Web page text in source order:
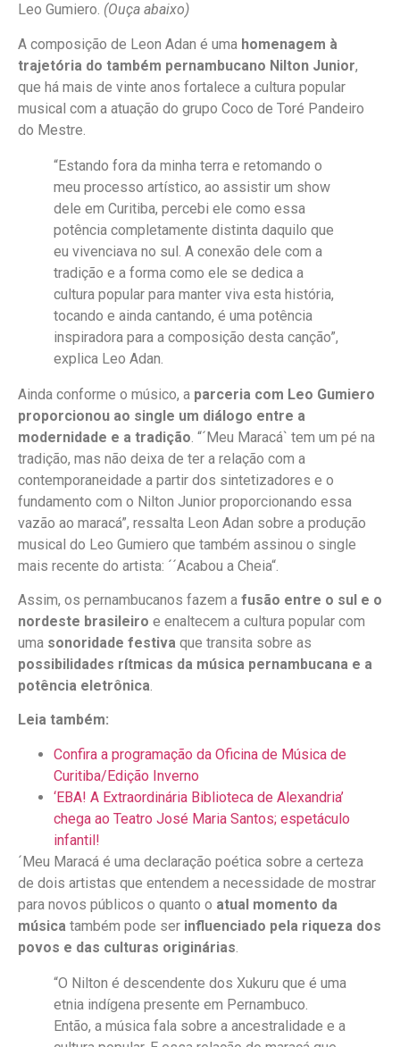
Leo Gumiero. (Ouça abaixo)
A composição de Leon Adan é uma homenagem à
trajetória do também pernambucano Nilton Junior,
que há mais de vinte anos fortalece a cultura popular
musical com a atuação do grupo Coco de Toré Pandeiro
do Mestre.
“Estando fora da minha terra e retomando o
meu processo artístico, ao assistir um show
dele em Curitiba, percebi ele como essa
potência completamente distinta daquilo que
eu vivenciava no sul. A conexão dele com a
tradição e a forma como ele se dedica a
cultura popular para manter viva esta história,
tocando e ainda cantando, é uma potência
inspiradora para a composição desta canção”,
explica Leo Adan.
Ainda conforme o músico, a parceria com Leo Gumiero
proporcionou ao single um diálogo entre a
modernidade e a tradição . “´Meu Maracá` tem um pé na
tradição, mas não deixa de ter a relação com a
contemporaneidade a partir dos sintetizadores e o
fundamento com o Nilton Junior proporcionando essa
vazão ao maracá”, ressalta Leon Adan sobre a produção
musical do Leo Gumiero que também assinou o single
mais recente do artista: ´´Acabou a Cheia“.
Assim, os pernambucanos fazem a fusão entre o sul e o
nordeste brasileiro e enaltecem a cultura popular com
uma sonoridade festiva que transita sobre as
possibilidades rítmicas da música pernambucana e a
potência eletrônica.
Leia também:
Confira a programação da Oficina de Música de
Curitiba/Edição Inverno
‘EBA! A Extraordinária Biblioteca de Alexandria’
chega ao Teatro José Maria Santos; espetáculo
infantil!
´Meu Maracá é uma declaração poética sobre a certeza
de dois artistas que entendem a necessidade de mostrar
para novos públicos o quanto o atual momento da
música também pode ser influenciado pela riqueza dos
povos e das culturas originárias
“O Nilton é descendente dos Xukuru que é uma
etnia indígena presente em Pernambuco.
Então, a música fala sobre a ancestralidade e a